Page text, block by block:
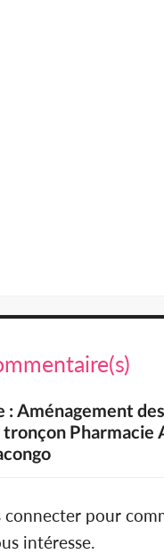
: Aménagement
Pharmacie
connecter pour
intéresse.